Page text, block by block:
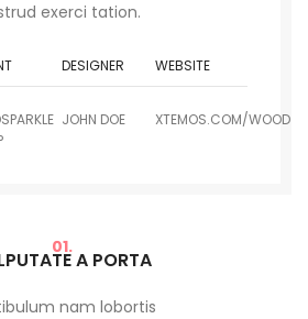
exerci tation.
DESIGNER
JOHN DOE
WEBSITE
XTEMOS.COM/WOOD
01.
A PORTA
nam lobortis